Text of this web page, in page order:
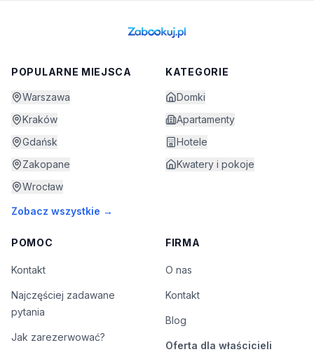
POPULARNE MIEJSCA
Warszawa
Kraków
Gdańsk
Zakopane
Wrocław
Zobacz wszystkie →
KATEGORIE
Domki
Apartamenty
Hotele
Kwatery i pokoje
POMOC
Kontakt
Najczęściej zadawane
pytania
Jak zarezerwować?
FIRMA
O nas
Kontakt
Blog
Oferta dla właścicieli